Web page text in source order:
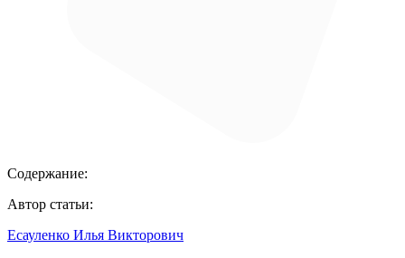
Содержание:
Автор статьи:
Есауленко Илья Викторович